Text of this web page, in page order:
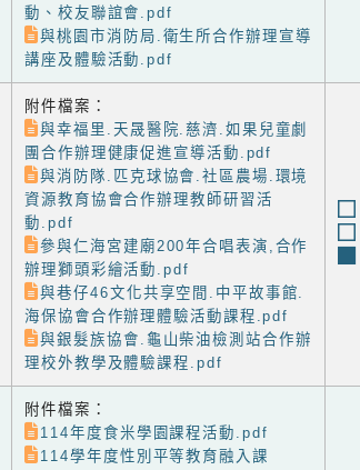
動、校友聯誼會.pdf
與桃園市消防局.衛生所合作辦理宣導
講座及體驗活動.pdf
附件檔案：
與幸福里.天晟醫院.慈濟.如果兒童劇
團合作辦理健康促進宣導活動.pdf
與消防隊.匹克球協會.社區農場.環境
資源教育協會合作辦理教師研習活
動.pdf
參與仁海宮建廟200年合唱表演,合作
辦理獅頭彩繪活動.pdf
與巷仔46文化共享空間.中平故事館.
海保協會合作辦理體驗活動課程.pdf
與銀髮族協會.龜山柴油檢測站合作辦
理校外教學及體驗課程.pdf
附件檔案：
114年度食米學園課程活動.pdf
114學年度性別平等教育融入課